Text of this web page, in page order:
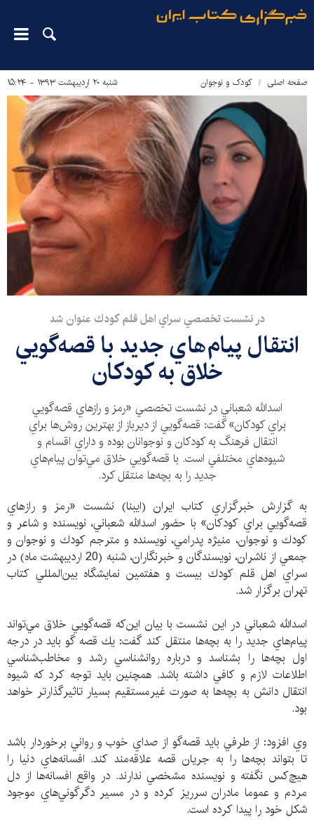
صفحه اصلی کودک و نوجوان شنبه ۲۰ اردیبهشت ۱۳۹۳ - ۱۵:۲۴
در نشست تخصصي سراي اهل قلم كودك عنوان شد
انتقال پيام‌هاي جديد با قصه‌گويي
خلاق به كودكان
اسدالله شعباني در نشست تخصصي «رمز و رازهاي قصه‌گويي
براي كودكان» گفت: قصه‌گويي از ديرباز از بهترين روش‌ها براي
انتقال فرهنگ به كودكان و نوجوانان بوده و داراي اقسام و
شيوه‌هاي مختلفي است. با قصه‌گويي خلاق مي‌توان پيام‌هاي
جديد را به بچه‌ها منتقل كرد.
به گزارش خبرگزاري كتاب ايران (ايبنا) نشست «رمز و رازهاي
قصه‌گويي براي كودكان» با حضور اسدالله شعباني، نويسنده و شاعر و
كودك و نوجوان، منيژه پدرامي، نويسنده و مترجم كودك و نوجوان و
جمعي از ناشران، نويسندگان و خبرنگاران، شنبه (20 ارديبهشت ماه) در
سراي اهل قلم كودك بيست و هفتمين نمايشگاه بين‌المللي كتاب
تهران برگزار شد.
اسدالله شعباني در اين نشست با بيان اين‌كه قصه‌گويي خلاق مي‌تواند
پيام‌هاي جديد را به بچه‌ها منتقل كند گفت: يك قصه گو بايد در درجه
اول بچه‌ها را بشناسد و درباره روانشناسي رشد و مخاطب‌شناسي
اطلاعات لازم و كافي داشته باشد. همچنين بايد توجه كرد که شيوه
انتقال دانش به بچه‌ها به صورت غيرمستقيم بسيار تاثيرگذارتر خواهد
بود.
وي افزود: از طرفي بايد قصه‌گو از صداي خوب و رواني برخوردار باشد
تا بتواند بچه‌ها را به جريان قصه علاقه‌مند كند. افسانه‌هاي دنيا را
هيچ‌كس نگفته و نويسنده مشخصي ندارند. در واقع افسانه‌ها از دل
مردم و عموما مادران سرريز كرده و در مسير دگرگوني‌هاي موجود
شكل خود را پيدا كرده است.